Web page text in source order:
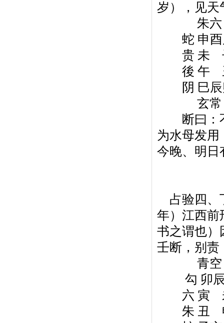
岁），见天
朱六
蛇 申酉
贵 未 子
後 午 丑
阴 巳辰
玄常
断曰：不
为水母发
今晚、明日
占验四、
年）江西前
书之谓也）
壬断，别责
青空
勾 卯辰
六 寅 未
朱 丑 申